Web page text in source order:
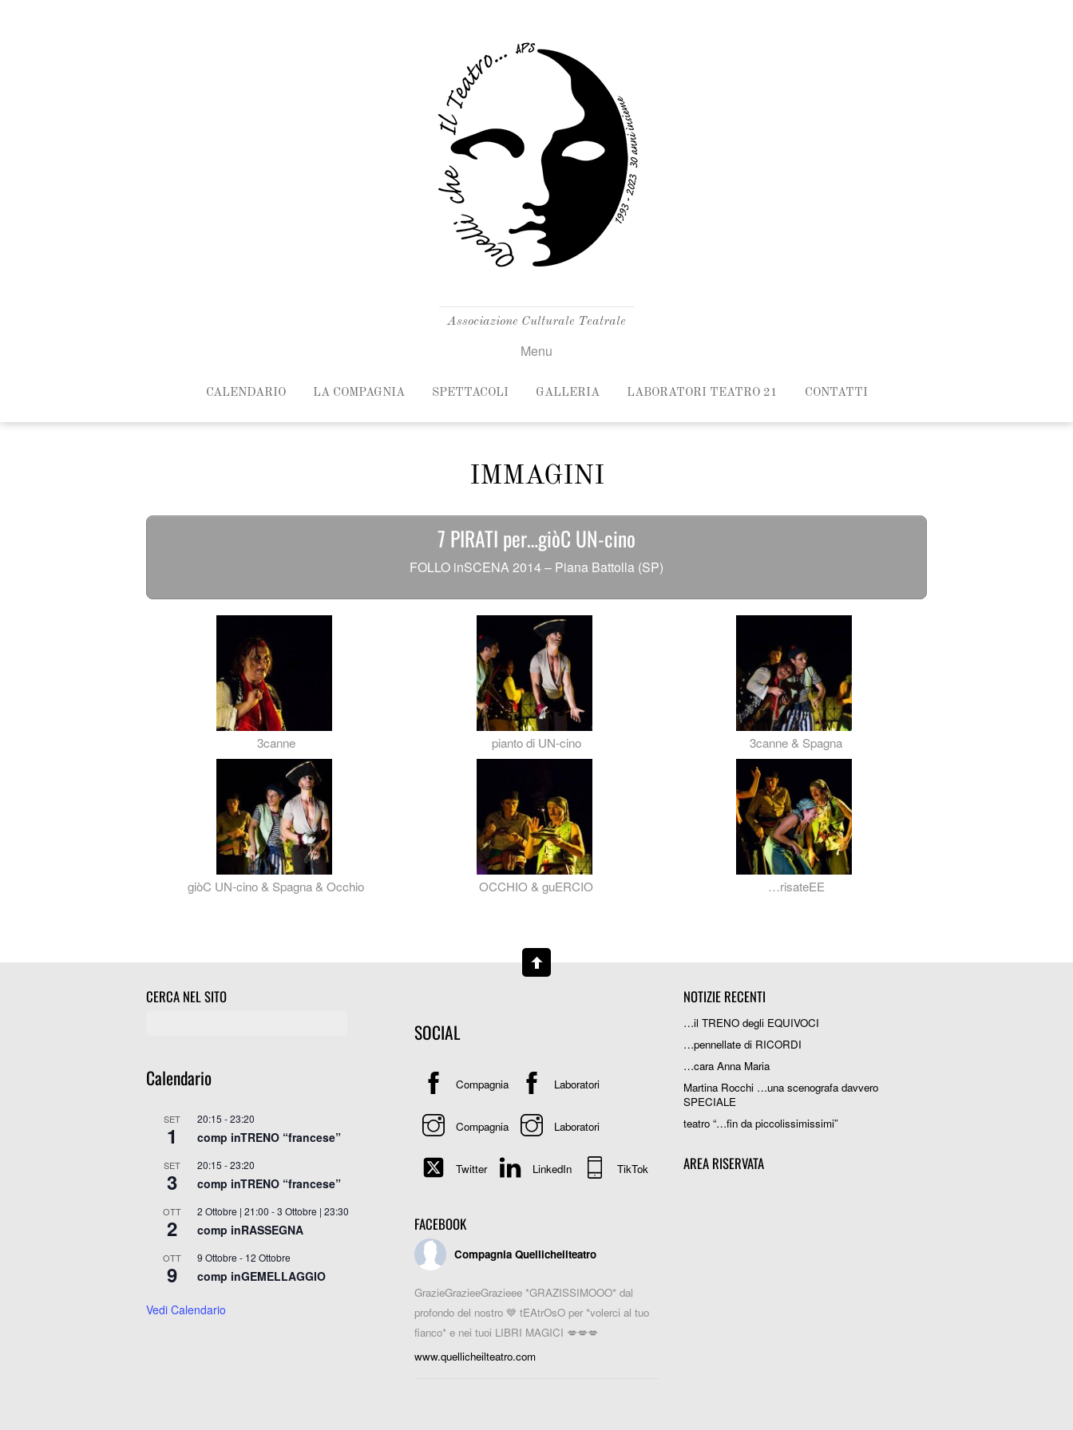
Associazione Culturale Teatrale
Menu
CALENDARIO LA COMPAGNIA SPETTACOLI GALLERIA LABORATORI TEATRO 21 CONTATTI
IMMAGINI
7 PIRATI per…giòC UN-cino
FOLLO inSCENA 2014 – Piana Battolla (SP)
3canne pianto di UN-cino 3canne & Spagna
giòC UN-cino & Spagna & Occhio OCCHIO & guERCIO …risateEE
CERCA NEL SITO
Calendario
SET
1
20:15 -23:20
comp inTRENO “francese”
SET
3
20:15 -23:20
comp inTRENO “francese”
OTT
2
2 Ottobre | 21:00 -3 Ottobre | 23:30
comp inRASSEGNA
OTT
9
9 Ottobre - 12 Ottobre
comp inGEMELLAGGIO
Vedi Calendario
SOCIAL
Compagnia Laboratori
Compagnia Laboratori
Twitter LinkedIn TikTok
FACEBOOK
Compagnia Quellicheilteatro
GrazieGrazieeGrazieee *GRAZISSIMOOO* dal
profondo del nostro 💙 tEAtrOsO per *volerci al tuo
fianco* e nei tuoi LIBRI MAGICI 💋💋💋
www.quellicheilteatro.com
NOTIZIE RECENTI
…il TRENO degli EQUIVOCI
…pennellate di RICORDI
…cara Anna Maria
Martina Rocchi …una scenografa davvero
SPECIALE
teatro “…fin da piccolissimissimi”
AREA RISERVATA